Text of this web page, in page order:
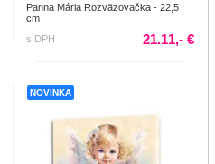
Panna Mária Rozväzovačka - 22,5
cm
s DPH
21.11,- €
NOVINKA